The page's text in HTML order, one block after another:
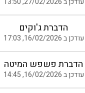
הדברת ג'וקים
עודכן ב 16/02/2026, 17:03
הדברת פשפש המיטה
עודכן ב 16/02/2026, 14:45